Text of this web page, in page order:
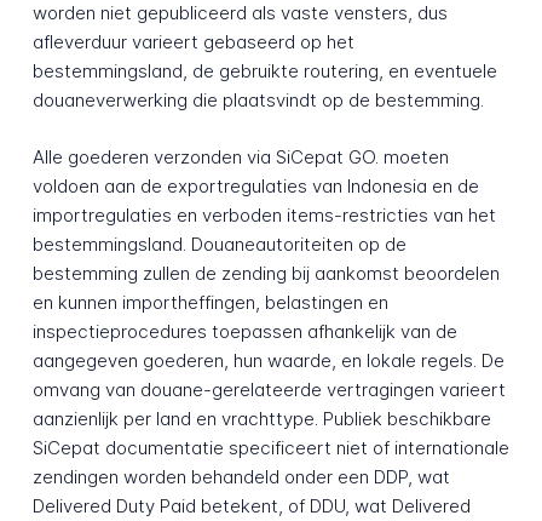
worden niet gepubliceerd als vaste vensters, dus
afleverduur varieert gebaseerd op het
bestemmingsland, de gebruikte routering, en eventuele
douaneverwerking die plaatsvindt op de bestemming.
Alle goederen verzonden via SiCepat GO. moeten
voldoen aan de exportregulaties van Indonesia en de
importregulaties en verboden items-restricties van het
bestemmingsland. Douaneautoriteiten op de
bestemming zullen de zending bij aankomst beoordelen
en kunnen importheffingen, belastingen en
inspectieprocedures toepassen afhankelijk van de
aangegeven goederen, hun waarde, en lokale regels. De
omvang van douane-gerelateerde vertragingen varieert
aanzienlijk per land en vrachttype. Publiek beschikbare
SiCepat documentatie specificeert niet of internationale
zendingen worden behandeld onder een DDP, wat
Delivered Duty Paid betekent, of DDU, wat Delivered